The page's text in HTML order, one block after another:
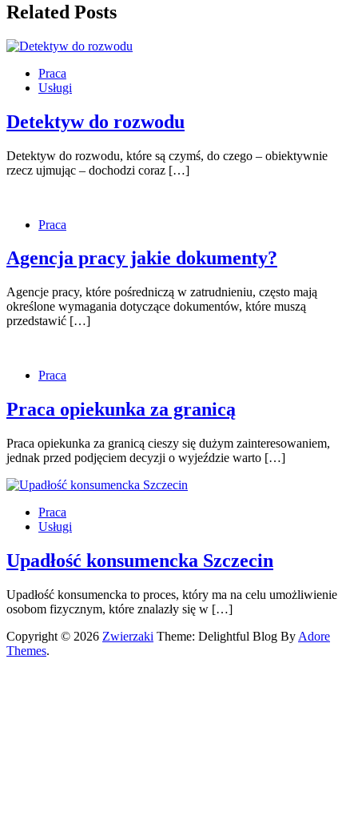
Related Posts
Praca
Usługi
Detektyw do rozwodu
Detektyw do rozwodu, które są czymś, do czego – obiektywnie
rzecz ujmując – dochodzi coraz […]
Praca
Agencja pracy jakie dokumenty?
Agencje pracy, które pośredniczą w zatrudnieniu, często mają
określone wymagania dotyczące dokumentów, które muszą
przedstawić […]
Praca
Praca opiekunka za granicą
Praca opiekunka za granicą cieszy się dużym zainteresowaniem,
jednak przed podjęciem decyzji o wyjeździe warto […]
Praca
Usługi
Upadłość konsumencka Szczecin
Upadłość konsumencka to proces, który ma na celu umożliwienie
osobom fizycznym, które znalazły się w […]
Copyright © 2026 Zwierzaki Theme: Delightful Blog By Adore
Themes.